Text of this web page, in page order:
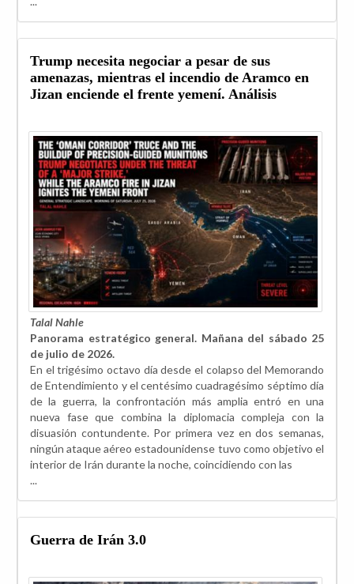
Trump necesita negociar a pesar de sus
amenazas, mientras el incendio de Aramco en
Jizan enciende el frente yemení. Análisis
Talal Nahle
Panorama estratégico general. Mañana del sábado 25
de julio de 2026.
En el trigésimo octavo día desde el colapso del Memorando
de Entendimiento y el centésimo cuadragésimo séptimo día
de la guerra, la confrontación más amplia entró en una
nueva fase que combina la diplomacia compleja con la
disuasión contundente. Por primera vez en dos semanas,
ningún ataque aéreo estadounidense tuvo como objetivo el
interior de Irán durante la noche, coincidiendo con las
...
Guerra de Irán 3.0